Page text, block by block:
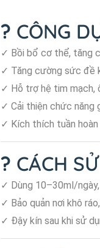
? CÔNG
✓ Bồi bổ cơ thể, tăng
✓ Tăng cường sức đề
✓ Hỗ trợ hệ tim mạch,
✓ Cải thiện chức năng
✓ Kích thích tuần hoàn
? CÁCH
✓ Dùng 10–30ml/
✓ Bảo quản nơi khô
✓ Đậy kín sau khi sử